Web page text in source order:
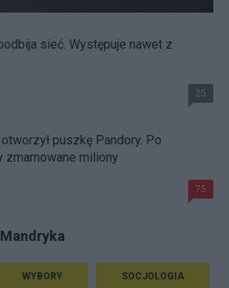
sieć. Występuje nawet z
25
puszkę Pandory. Po
zmarnowane miliony
75
WYBORY SOCJOLOGIA